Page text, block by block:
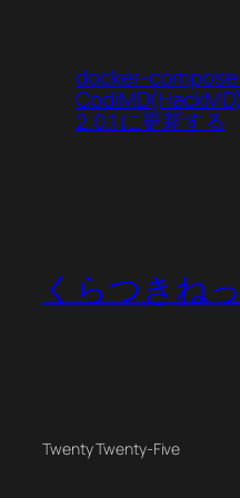
docker-compose
2.0.1 に更新する
くらつきね
Twenty Twenty-Five